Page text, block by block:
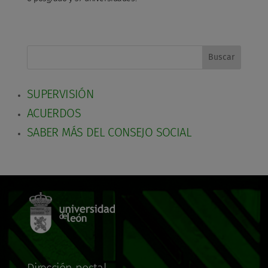
Buscar
SUPERVISIÓN
ACUERDOS
SABER MÁS DEL CONSEJO SOCIAL